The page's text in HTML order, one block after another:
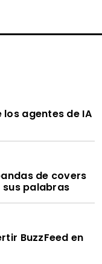
agentes de IA
de covers
sus palabras
BuzzFeed en